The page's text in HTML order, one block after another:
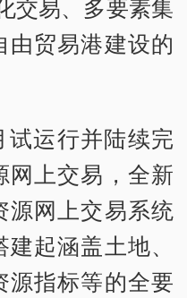
交易、多要素集
由贸易港建设的
运行并陆续完
网上交易，全新
源网上交易系统
起涵盖土地、
源指标等的全要